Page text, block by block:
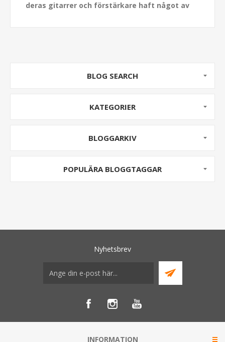
deras gitarrer och förstärkare haft något av
BLOG SEARCH
KATEGORIER
BLOGGARKIV
POPULÄRA BLOGGTAGGAR
Nyhetsbrev
INFORMATION